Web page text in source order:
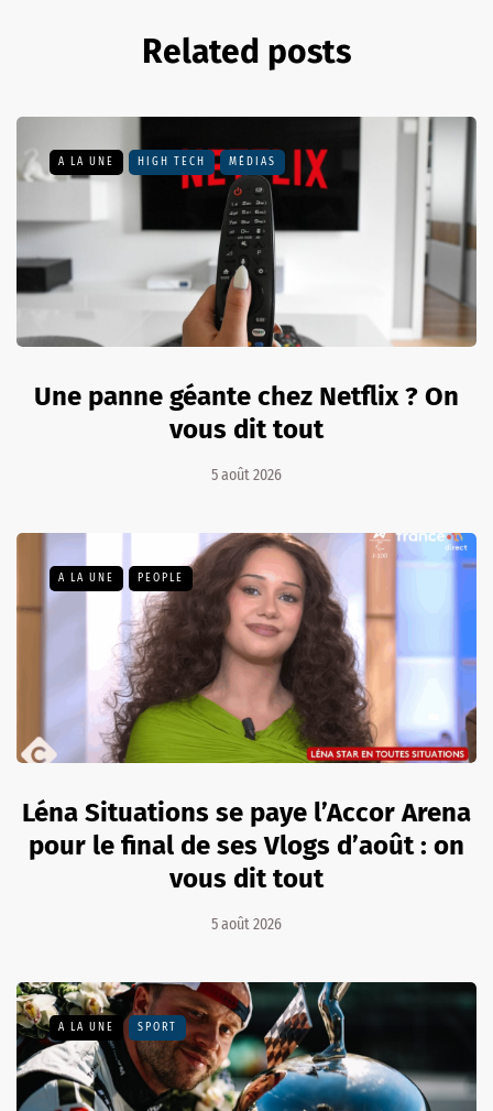
Related posts
A LA UNE HIGH TECH MÉDIAS
Une panne géante chez Netflix ? On
vous dit tout
5 août 2026
A LA UNE PEOPLE
Léna Situations se paye l’Accor Arena
pour le final de ses Vlogs d’août : on
vous dit tout
5 août 2026
A LA UNE SPORT